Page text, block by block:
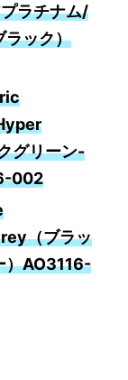
ラチナム/
ラック）
グリーン-
002
（ブラッ
）AO3116-